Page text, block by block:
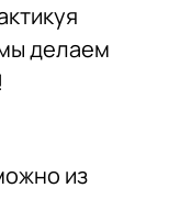
делаем
из